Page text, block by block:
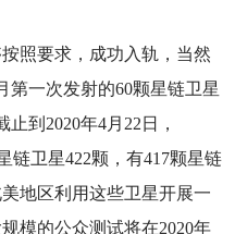
照要求，成功入轨，当然
第一次发射的60颗星链卫星
到2020年4月22日，
链卫星422颗，有417颗星链
地区利用这些卫星开展一
模的公众测试将在2020年